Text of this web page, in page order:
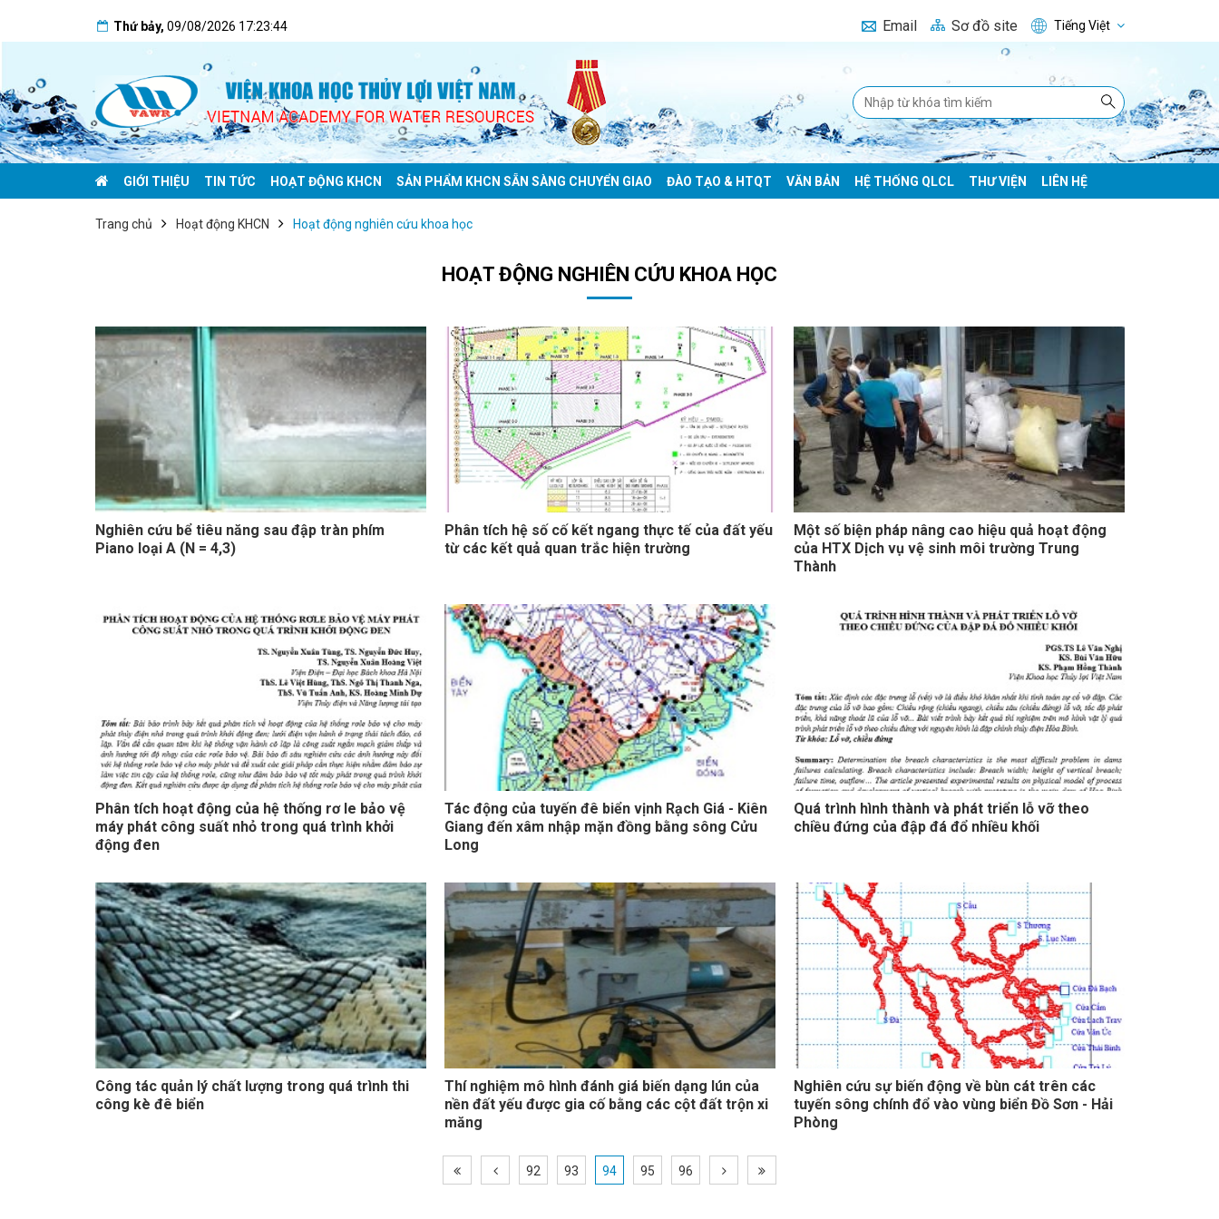
Thứ bảy, 09/08/2026 17:23:44 Email Sơ đồ site Tiếng Việt
GIỚI THIỆU TIN TỨC HOẠT ĐỘNG KHCN SẢN PHẨM KHCN SẴN SÀNG CHUYỂN GIAO ĐÀO TẠO & HTQT VĂN BẢN HỆ THỐNG QLCL THƯ VIỆN LIÊN HỆ
Trang chủ Hoạt động KHCN Hoạt động nghiên cứu khoa học
HOẠT ĐỘNG NGHIÊN CỨU KHOA HỌC
Nghiên cứu bể tiêu năng sau đập tràn phím
Piano loại A (N = 4,3)
Phân tích hệ số cố kết ngang thực tế của đất yếu
từ các kết quả quan trắc hiện trường
Một số biện pháp nâng cao hiệu quả hoạt động
của HTX Dịch vụ vệ sinh môi trường Trung
Thành
Phân tích hoạt động của hệ thống rơ le bảo vệ
máy phát công suất nhỏ trong quá trình khởi
động đen
Tác động của tuyến đê biển vịnh Rạch Giá - Kiên
Giang đến xâm nhập mặn đồng bằng sông Cửu
Long
Quá trình hình thành và phát triển lỗ vỡ theo
chiều đứng của đập đá đổ nhiều khối
Công tác quản lý chất lượng trong quá trình thi
công kè đê biển
Thí nghiệm mô hình đánh giá biến dạng lún của
nền đất yếu được gia cố bằng các cột đất trộn xi
măng
Nghiên cứu sự biến động về bùn cát trên các
tuyến sông chính đổ vào vùng biển Đồ Sơn - Hải
Phòng
92 93 94 95 96